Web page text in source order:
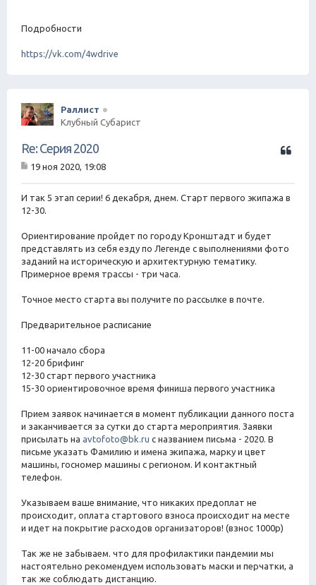
Подробности
https://vk.com/4wdrive
Раллист
Клубный Субарист
Ц
т
Re: Серия 2020
о
б
н
и
е
19 ноя 2020, 19:08
И так 5 этап серии! 6 декабря, днем. Старт первого экипажа в
12-30.
Ориентирование пройдет по городу Кронштадт и будет
представлять из себя езду по Легенде с выполнениями фото
заданий на историческую и архитектурную тематику.
Примерное время трассы - три часа.
Точное место старта вы получите по рассылке в почте.
Предварительное расписание
11-00 начало сбора
12-20 брифинг
12-30 старт первого участника
15-30 ориентировочное время финиша первого участника
Прием заявок начинается в момент публикации данного поста
и заканчивается за сутки до старта мероприятия. Заявки
присылать на avtofoto@bk.ru с названием письма - 2020. В
письме указать Фамилию и имена экипажа, марку и цвет
машины, госномер машины с регионом. И контактный
телефон.
Указываем ваше внимание, что никаких предоплат не
происходит, оплата стартового взноса происходит на месте
и идет на покрытие расходов организаторов! (взнос 1000р)
Так же не забываем. что для профилактики пандемии мы
настоятельно рекомендуем использовать маски и перчатки, а
так же соблюдать дистанцию.